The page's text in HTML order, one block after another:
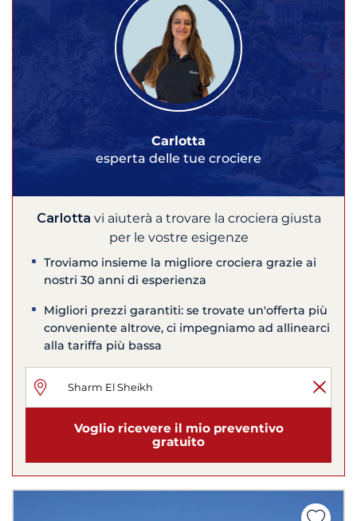
Carlotta
esperta delle tue crociere
Carlotta vi aiuterà a trovare la crociera giusta
per le vostre esigenze
Troviamo insieme la migliore crociera grazie ai
nostri 30 anni di esperienza
Migliori prezzi garantiti: se trovate un'offerta più
conveniente altrove, ci impegniamo ad allinearci
alla tariffa più bassa
Voglio ricevere il mio preventivo
gratuito